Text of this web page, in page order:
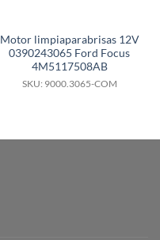
Motor limpiaparabrisas 12V
0390243065 Ford Focus
4M5117508AB
SKU: 9000.3065-COM